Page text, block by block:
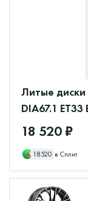
Литые диски
DIA67.1
18 520 ₽
18520 в Сплит